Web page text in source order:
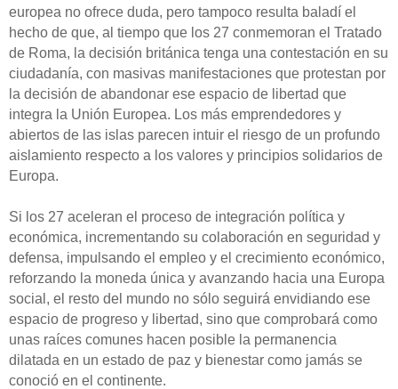
europea no ofrece duda, pero tampoco resulta baladí el
hecho de que, al tiempo que los 27 conmemoran el Tratado
de Roma, la decisión británica tenga una contestación en su
ciudadanía, con masivas manifestaciones que protestan por
la decisión de abandonar ese espacio de libertad que
integra la Unión Europea. Los más emprendedores y
abiertos de las islas parecen intuir el riesgo de un profundo
aislamiento respecto a los valores y principios solidarios de
Europa.
Si los 27 aceleran el proceso de integración política y
económica, incrementando su colaboración en seguridad y
defensa, impulsando el empleo y el crecimiento económico,
reforzando la moneda única y avanzando hacia una Europa
social, el resto del mundo no sólo seguirá envidiando ese
espacio de progreso y libertad, sino que comprobará como
unas raíces comunes hacen posible la permanencia
dilatada en un estado de paz y bienestar como jamás se
conoció en el continente.